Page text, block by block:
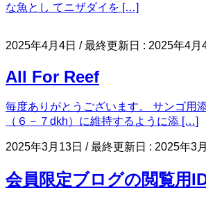
な魚とし てニザダイを […]
2025年4月4日 / 最終更新日 : 2025年4月
All For Reef
毎度ありがとうございます。 サンゴ用
（６－７dkh）に維持するように添 […]
2025年3月13日 / 最終更新日 : 2025年3
会員限定ブログの閲覧用